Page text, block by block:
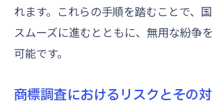
れます。これらの手順を踏むことで、
スムーズに進むとともに、無用な紛争
可能です。
商標調査におけるリスクとその